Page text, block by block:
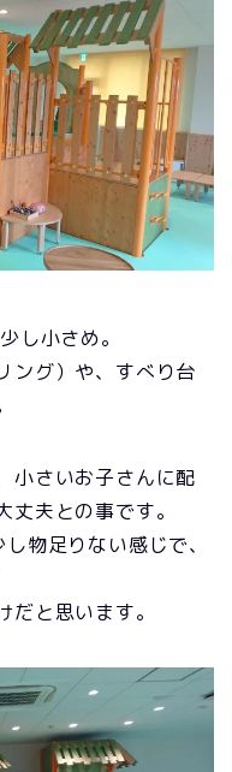
し小さめ。
ング）や、すべり台
小さいお子さんに配
夫との事です。
物足りない感じで、
と思います。